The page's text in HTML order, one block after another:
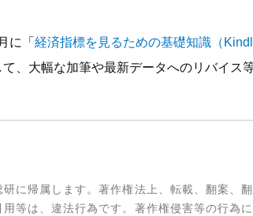
に「 経済指標を見るための基礎知識（
、大幅な加筆や最新データへのリバイス
に帰属します。著作権法上、転載、翻案、
等は、違法行為です。著作権侵害等の行為